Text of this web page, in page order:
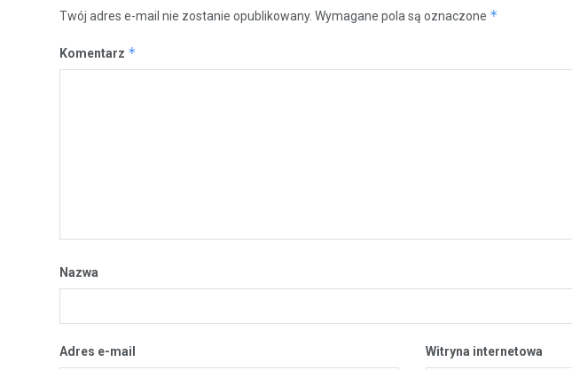
Twój adres e-mail nie zostanie opublikowany. Wymagane pola są oznaczone *
Komentarz *
Nazwa
Adres e-mail Witryna internetowa